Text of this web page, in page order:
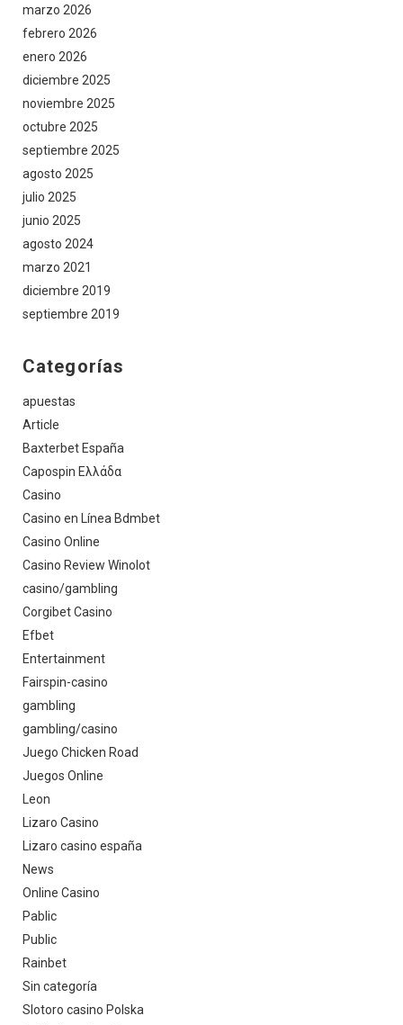
marzo 2026
febrero 2026
enero 2026
diciembre 2025
noviembre 2025
octubre 2025
septiembre 2025
agosto 2025
julio 2025
junio 2025
agosto 2024
marzo 2021
diciembre 2019
septiembre 2019
Categorías
apuestas
Article
Baxterbet España
Capospin Ελλάδα
Casino
Casino en Línea Bdmbet
Casino Online
Casino Review Winolot
casino/gambling
Corgibet Casino
Efbet
Entertainment
Fairspin-casino
gambling
gambling/casino
Juego Chicken Road
Juegos Online
Leon
Lizaro Casino
Lizaro casino españa
News
Online Casino
Pablic
Public
Rainbet
Sin categoría
Slotoro casino Polska